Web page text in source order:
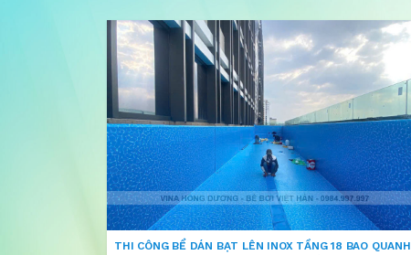
THI CÔNG BỂ DÁN BẠT LÊN INOX TẦNG 18 BAO QUANH